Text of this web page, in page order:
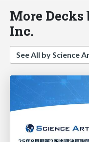
More Decks
Inc.
See All by Science